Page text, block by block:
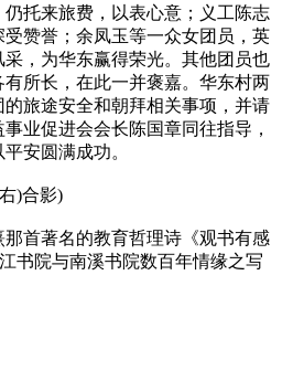
托来旅费，以表心意；义工陈志
赞誉；余凤玉等一众女团员，英
，为华东赢得荣光。其他团员也
所长，在此一并褒嘉。华东村两
旅途安全和朝拜相关事项，并请
业促进会会长陈国章同往指导，
安圆满成功。
)合影)
首著名的教育哲理诗《观书有感
书院与南溪书院数百年情缘之写